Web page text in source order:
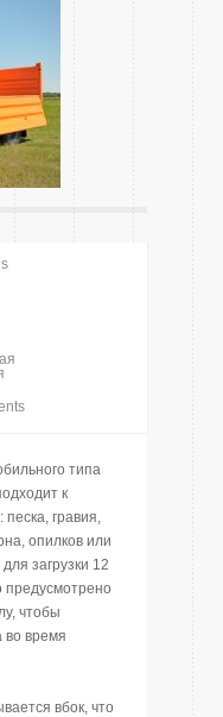
типа
к
песка, гравия,
опилков или
загрузки 12
предусмотрено
чтобы
во время
вбок, что